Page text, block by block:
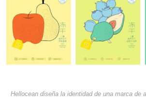
Hellocean diseña la identidad de una marca de